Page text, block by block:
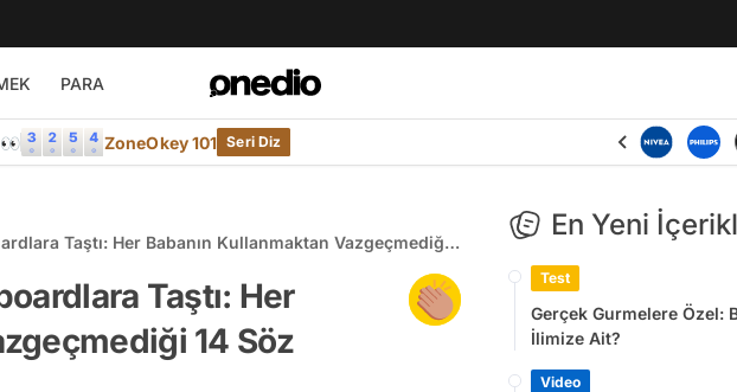
PARA
ZoneOkey 101 Seri Diz
Taştı: Her Babanın Kullanmaktan Vazgeçmediği
Taştı: Her
14 Söz
En Yeni
Test
Gerçek Gurmelere Özel:
İlimize Ait?
Video